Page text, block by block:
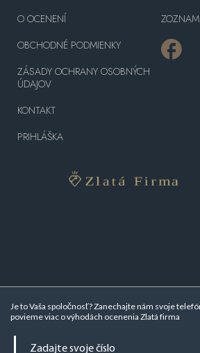
Je to Vaša spoločnosť? Zanechajte nám svoje
povieme viac ovýhodách ocenenia Zlatá firma
O OCENENÍ
OBCHODNÉ PODMIENKY
ZÁSADY OCHRANY OSOBNÝCH
ÚDAJOV
KONTAKT
PRIHLÁŠKA
ZOZNAM